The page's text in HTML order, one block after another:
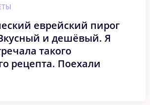
еврейский пирог
и дешёвый. Я
такого
рецепта. Поехали